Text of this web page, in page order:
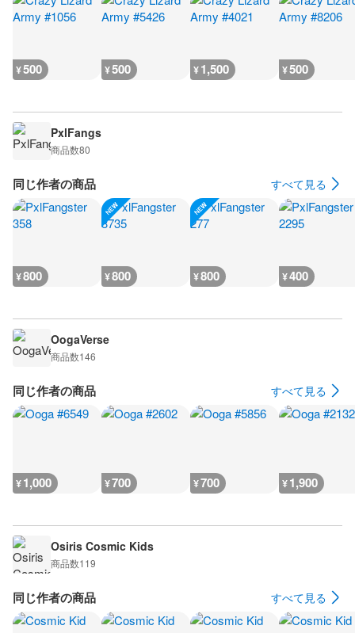
¥500 ¥500 ¥1,500 ¥500
PxlFangs
商品数80
同じ作者の商品 すべて見る
¥800 ¥800 ¥800 ¥400
OogaVerse
商品数146
同じ作者の商品 すべて見る
¥1,000 ¥700 ¥700 ¥1,900
Osiris Cosmic Kids
商品数119
同じ作者の商品 すべて見る